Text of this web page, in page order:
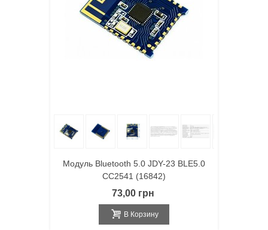
Модуль Bluetooth 5.0 JDY-23 BLE5.0
CC2541 (16842)
73,00 грн
В Корзину